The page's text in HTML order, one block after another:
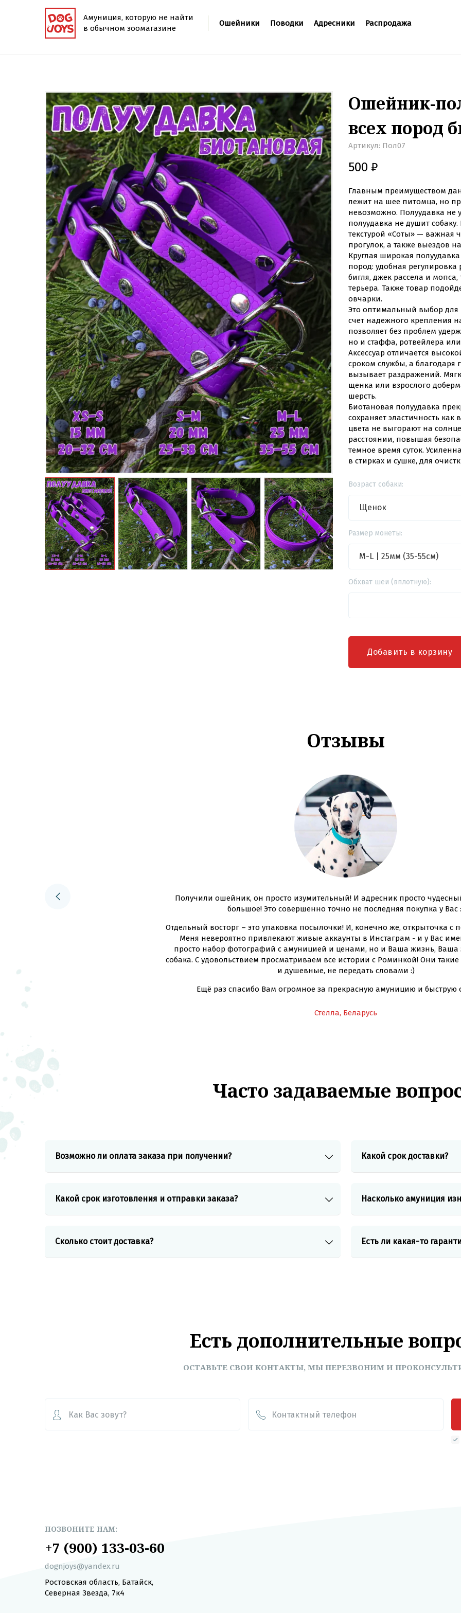
Амуниция, которую не найти
в обычном зоомагазине
Ошейники Поводки Адресники Распродажа
Ошейник-
всех пород
Артикул: Пол07
500 ₽
Главным преимуществом
лежит на шее питомца, но
невозможно. Полуудавка не
полуудавка не душит
текстурой «Соты» — важная
прогулок, а также выездов
Круглая широкая
пород: удобная регулировка
бигля, джек рассела и
терьера. Также товар
овчарки.
Это оптимальный выбор
счет надежного крепления
позволяет без проблем
но и стаффа, ротвейлера или
Аксессуар отличается
сроком службы, а
вызывает раздражений.
щенка или взрослого
шерсть.
Биотановая полуудавка
сохраняет эластичность
цвета не выгорают на
расстоянии, повышая
темное время суток.
в стирках и сушке, для
Возраст собаки:
Размер монеты:
Обхват шеи (вплотную):
Добавить в корзину
Отзывы
Получили ошейник, он просто изумительный! И адресник просто
большое! Это совершенно точно не последняя покупка у Вас
Отдельный восторг – это упаковка посылочки! И, конечно же, открыточка с
Меня невероятно привлекают живые аккаунты в Инстаграм - и у Вас
просто набор фотографий с амуницией и ценами, но и Ваша жизнь, Ваша
собака. С удовольствием просматриваем все истории с Роминкой! Они
и душевные, не передать словами :)
Ещё раз спасибо Вам огромное за прекрасную амуницию и быструю
Стелла, Беларусь
Часто задаваемые
Возможно ли оплата заказа при получении?
Какой срок изготовления и отправки заказа?
Сколько стоит доставка?
Какой срок доставки?
Насколько амуниция
Есть ли какая-то
Есть дополнительные
ОСТАВЬТЕ СВОИ КОНТАКТЫ, МЫ ПЕРЕЗВОНИМ И
ПОЗВОНИТЕ НАМ:
+7 (900) 133-03-60
dognjoys@yandex.ru
Ростовская область, Батайск,
Северная Звезда, 7к4